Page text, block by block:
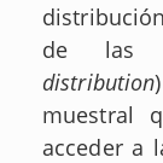
de las
distribution
muestral
acceder a